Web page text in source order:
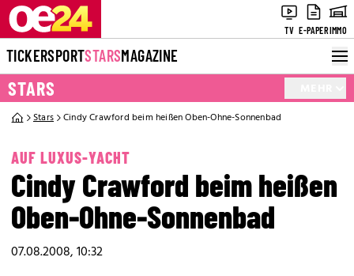
TV E-PAPERIMMO
TICKERSPORTSTARSMAGAZINE
STARS
Stars Cindy Crawford beim heißen Oben-Ohne-Sonnenbad
AUF LUXUS-YACHT
Cindy Crawford beim heißen
Oben-Ohne-Sonnenbad
07.08.2008, 10:32